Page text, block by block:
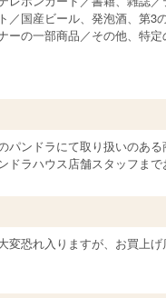
国産ビール、発泡酒、第3
ーの一部商品／その他、特定
ンドラにて取り扱いのある
ラハウス店舗スタッフまで
変恐れ入りますが、お買上